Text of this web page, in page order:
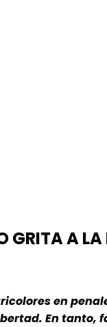
GRITA A LA
en
En tanto,